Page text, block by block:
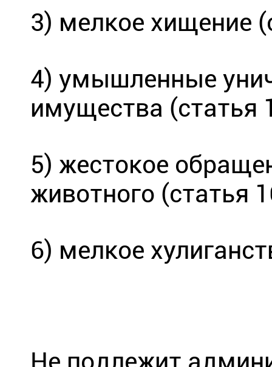
3) мелкое хищение
4) умышленные
имущества (статья
5) жестокое
животного (статья
6) мелкое